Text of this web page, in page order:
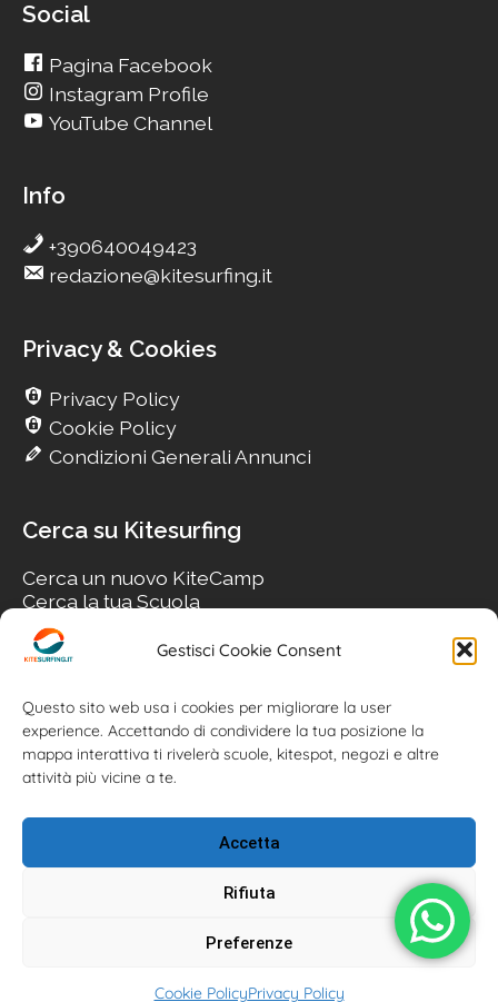
Gestisci Cookie Consent
Questo sito web usa i cookies per migliorare la user
experience. Accettando di condividere la tua posizione la
mappa interattiva ti rivelerà scuole, kitespot, negozi e altre
attività più vicine a te.
Accetta
Rifiuta
Preferenze
Cookie PolicyPrivacy Policy
Social
Pagina Facebook
Instagram Profile
YouTube Channel
Info
+390640049423
redazione@kitesurfing.it
Privacy & Cookies
Privacy Policy
Cookie Policy
Condizioni Generali Annunci
Cerca su Kitesurfing
Cerca un nuovo KiteCamp
Cerca la tua Scuola
Cerca il tuo KiteSpot
Cerca Accommodation
Cerca il tuo Usato
Kitesurfing powered by Associazione Kitesurf Italiana